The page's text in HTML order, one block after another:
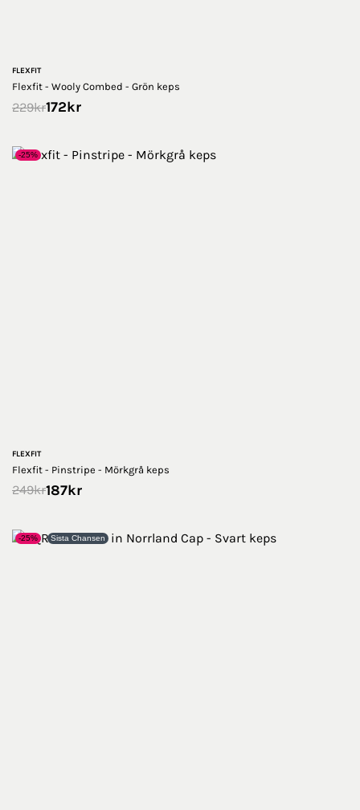
FLEXFIT
Flexfit - Wooly Combed - Grön keps
229kr172kr
-25%
FLEXFIT
Flexfit - Pinstripe - Mörkgrå keps
249kr187kr
-25% Sista Chansen